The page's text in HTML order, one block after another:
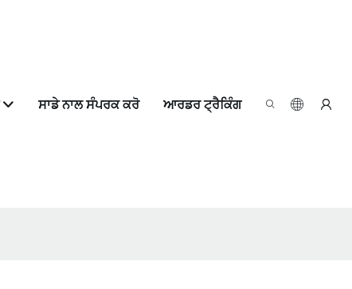
ਸਾਡੇ ਨਾਲ ਸੰਪਰਕ ਕਰੋ ਆਰਡਰ ਟ੍ਰੈਕਿੰਗ